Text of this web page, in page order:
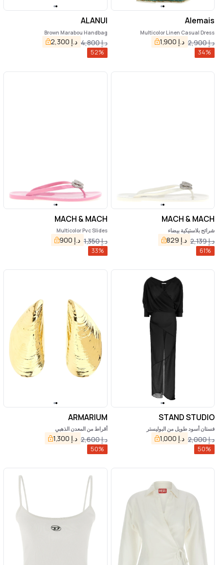
Alemais
Multicolor Linen Casual Dress
د.إ2,900 د.إ 1,900
34%
ALANUI
Brown Marabou Handbag
د.إ4,800 د.إ 2,300
52%
MACH & MACH
شرائح بلاستيكية بيضاء
د.إ2,139 د.إ 829
61%
MACH & MACH
Multicolor Pvc Slides
د.إ1,350 د.إ 900
33%
STAND STUDIO
فستان أسود طويل من البوليستر
د.إ2,000 د.إ 1,000
50%
ARMARIUM
أقراط من المعدن الذهبي
د.إ2,600 د.إ 1,300
50%